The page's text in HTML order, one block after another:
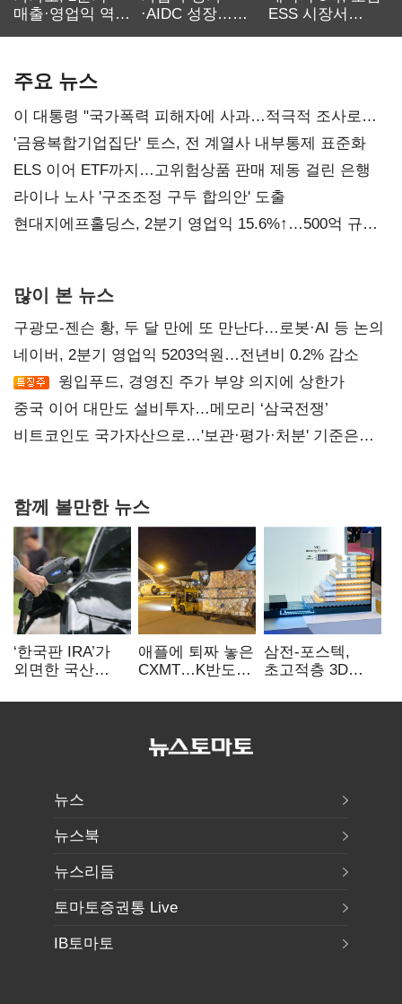
매출·영업익 역대
·AIDC 성장…
ESS 시장서
주요 뉴스
이 대통령 "국가폭력 피해자에 사과…적극적 조사로
진실 밝혀야"
'금융복합기업집단' 토스, 전 계열사 내부통제 표준화
ELS 이어 ETF까지…고위험상품 판매 제동 걸린 은행
라이나 노사 '구조조정 구두 합의안' 도출
현대지에프홀딩스, 2분기 영업익 15.6%↑…500억 규모
많이 본 뉴스
구광모-젠슨 황, 두 달 만에 또 만난다…로봇·AI 등 논의
네이버, 2분기 영업익 5203억원…전년비 0.2% 감소
윙입푸드, 경영진 주가 부양 의지에 상한가
중국 이어 대만도 설비투자…메모리 ‘삼국전쟁’
비트코인도 국가자산으로…'보관·평가·처분' 기준은
함께 볼만한 뉴스
‘한국판 IRA’가
외면한 국산
실효성에 ‘의문’
애플에 퇴짜 놓은
CXMT…K반도체
삼전-포스텍,
초고적층 3D
성능·전력효율
뉴스
뉴스북
뉴스리듬
토마토증권통 Live
IB토마토